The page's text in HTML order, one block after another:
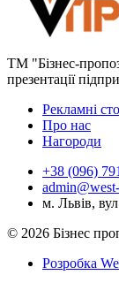
ТМ "Бізнес-
презентації
Рекламні
Про нас
Нагороди
+38 (096)
м. Львів,
© 2026 Бізнес
Розробка